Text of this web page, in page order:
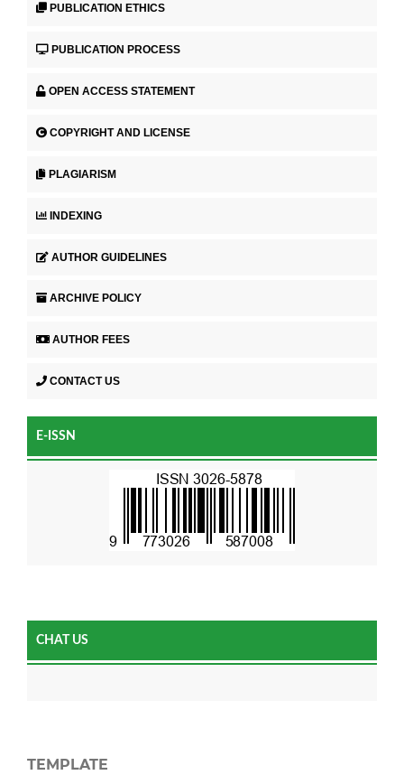
PUBLICATION ETHICS
PUBLICATION PROCESS
OPEN ACCESS STATEMENT
COPYRIGHT AND LICENSE
PLAGIARISM
INDEXING
AUTHOR GUIDELINES
ARCHIVE POLICY
AUTHOR FEES
CONTACT US
E-ISSN
CHAT US
TEMPLATE